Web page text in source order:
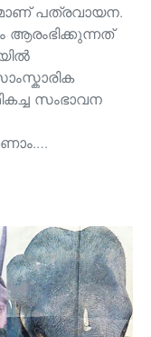
പത്രവായന.
ആരംഭിക്കുന്നത്
സംഭാവന